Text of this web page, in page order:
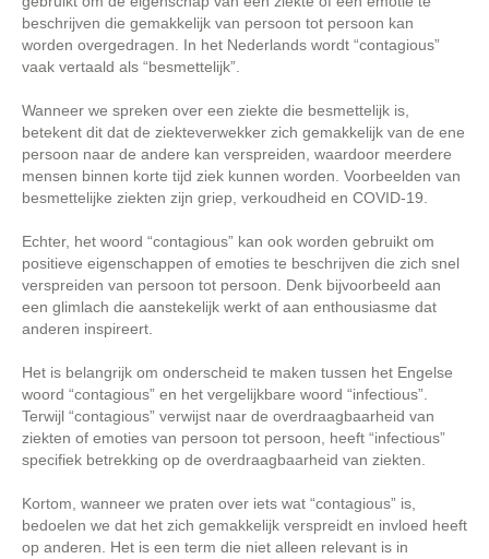
beschrijven die gemakkelijk van persoon tot persoon kan
worden overgedragen. In het Nederlands wordt “contagious”
vaak vertaald als “besmettelijk”.
Wanneer we spreken over een ziekte die besmettelijk is,
betekent dit dat de ziekteverwekker zich gemakkelijk van de ene
persoon naar de andere kan verspreiden, waardoor meerdere
mensen binnen korte tijd ziek kunnen worden. Voorbeelden van
besmettelijke ziekten zijn griep, verkoudheid en COVID-19.
Echter, het woord “contagious” kan ook worden gebruikt om
positieve eigenschappen of emoties te beschrijven die zich snel
verspreiden van persoon tot persoon. Denk bijvoorbeeld aan
een glimlach die aanstekelijk werkt of aan enthousiasme dat
anderen inspireert.
Het is belangrijk om onderscheid te maken tussen het Engelse
woord “contagious” en het vergelijkbare woord “infectious”.
Terwijl “contagious” verwijst naar de overdraagbaarheid van
ziekten of emoties van persoon tot persoon, heeft “infectious”
specifiek betrekking op de overdraagbaarheid van ziekten.
Kortom, wanneer we praten over iets wat “contagious” is,
bedoelen we dat het zich gemakkelijk verspreidt en invloed heeft
op anderen. Het is een term die niet alleen relevant is in